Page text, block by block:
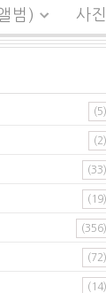
범) 사
(5)
(2)
(33)
(19)
(356)
(72)
(14)